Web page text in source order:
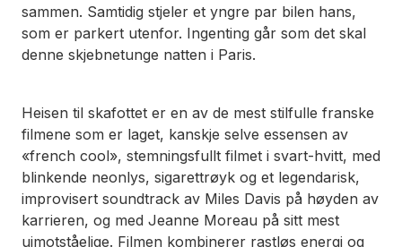
sammen. Samtidig stjeler et yngre par bilen hans,
som er parkert utenfor. Ingenting går som det skal
denne skjebnetunge natten i Paris.
Heisen til skafottet er en av de mest stilfulle franske
filmene som er laget, kanskje selve essensen av
«french cool», stemningsfullt filmet i svart-hvitt, med
blinkende neonlys, sigarettrøyk og et legendarisk,
improvisert soundtrack av Miles Davis på høyden av
karrieren, og med Jeanne Moreau på sitt mest
uimotståelige. Filmen kombinerer rastløs energi og